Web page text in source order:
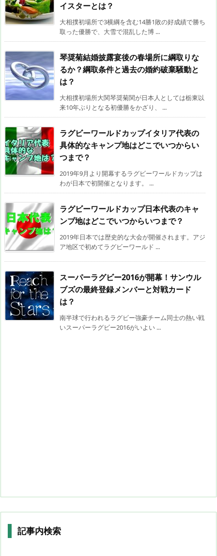
イスターとは？
大相撲初場所で3横綱を含む14勝1敗の好成績で勝ち
取った優勝で、大雪で混乱した博 ...
琴奨菊結婚披露宴後の春場所に綱取りな
るか？綱取条件と過去の婚約破棄騒動と
は？
大相撲初場所大関琴奨菊関が日本人としては栃東以
来10年ぶりとなる初優勝をかざり、 ...
ラグビーワールドカップイタリア代表の
具体的なキャンプ地はどこでいつからい
つまで？
2019年9月より開幕するラグビーワールドカップは
わが日本で初開催となります。 ...
ラグビーワールドカップ日本代表のキャ
ンプ地はどこでいつからいつまで？
2019年日本では歴史的な大会が開催されます。アジ
ア地区で初めてラグビーワールド ...
スーパーラグビー2016が開幕！サンウル
ブズの最終登録メンバーと対戦カード
は？
南半球で行われるラグビー強豪チーム同士の熱い戦
いスーパーラグビー2016がいよい ...
記事内検索